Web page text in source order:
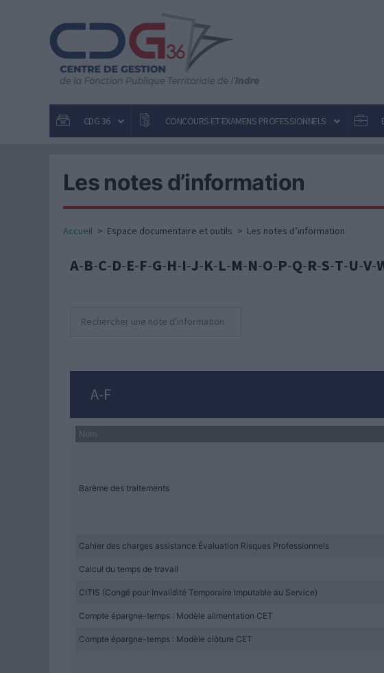
CDG 36 CONCOURS ET EXAMENS PROFESSIONNELS
et d’actes
Les tableaux
Les notes d’information
Accueil Espace documentaire et outils Les notes d’information
A-B-C-D-E-F-G-H-I-J-K-L-M-N-O-P-Q-R-S-T-U-V-
A-F
Nom
Barème des traitements
Cahier des charges assistance Évaluation Risques Professionnels
Calcul du temps de travail
CITIS (Congé pour Invalidité Temporaire Imputable au Service)
Compte épargne-temps : Modèle alimentation CET
Compte épargne-temps : Modèle clôture CET